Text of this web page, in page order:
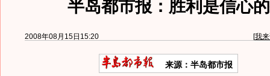
半岛都市报：胜利是信心
2008年08月15日15:20 [我
来源：半岛都市报